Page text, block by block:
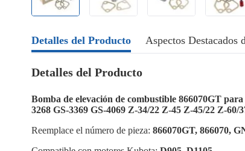
Detalles del Producto Aspectos Destacados
Detalles del Producto
Bomba de elevación de combustible 866070GT
3268 GS-3369 GS-4069 Z-34/22 Z-45 Z-45/22 Z-60/
Reemplace el número de pieza: 866070GT, 866070,